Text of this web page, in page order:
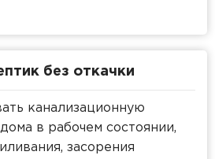
без откачки
канализационную
в рабочем состоянии,
засорения